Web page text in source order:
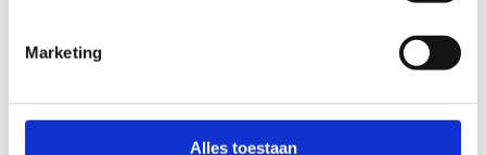
Marketing
Alles toestaan